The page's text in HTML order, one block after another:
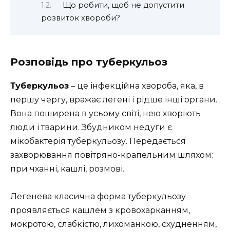
Що робити, щоб не допустити
розвиток хвороби?
Розповідь про туберкульоз
Туберкульоз – це інфекційна хвороба, яка, в
першу чергу, вражає легені і рідше інші органи.
Вона поширена в усьому світі, нею хворіють
люди і тварини. Збудником недуги є
мікобактерія туберкульозу. Передається
захворювання повітряно-крапельним шляхом:
при чханні, кашлі, розмові.
Легенева класична форма туберкульозу
проявляється кашлем з кровохарканням,
мокротою, слабкістю, лихоманкою, схудненням,